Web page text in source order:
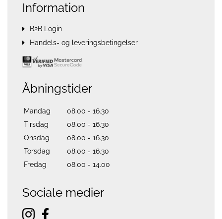
Information
B2B Login
Handels- og leveringsbetingelser
Åbningstider
Mandag
08.00 - 16.30
Tirsdag
08.00 - 16.30
Onsdag
08.00 - 16.30
Torsdag
08.00 - 16.30
Fredag
08.00 - 14.00
Sociale medier
instagram
facebook